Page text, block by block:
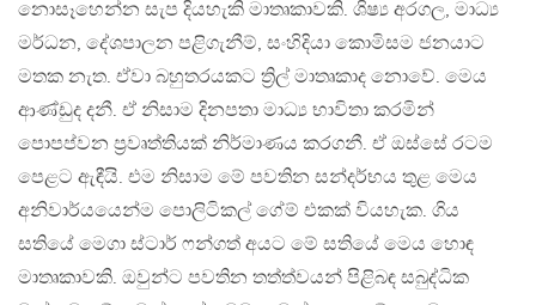
නොසෑහෙන්න සැප දියහැකි මාතෘකාවකි. ශිෂ්‍ය අරගල, මාධ්‍ය
මර්ධන, දේශපාලන පළිගැනීම්, සංහිදියා කොමිසම ජනයාට
මතක නැත. ඒවා බහුතරයකට ත්‍රිල් මාතෘකාද නොවේ. මෙය
ආණ්ඩුද දනී. ඒ නිසාම දිනපතා මාධ්‍ය භාවිතා කරමින්
පොපප්වන ප්‍රවෘත්තියක් නිර්මාණය කරගනී. ඒ ඔස්සේ රටම
පෙළට ඇඳීයි. එම නිසාම මේ පවතින සන්දර්භය තුළ මෙය
අනිවාර්යයෙන්ම පොලිටිකල් ගේම් එකක් වියහැක. ගිය
සතියේ මෙගා ස්ටාර් ෆන්ගත් අයට මේ සතියේ මෙය හොඳ
මාතෘකාවකි. ඔවුන්ට පවතින තත්ත්වයන් පිළිබඳ සබුද්ධික